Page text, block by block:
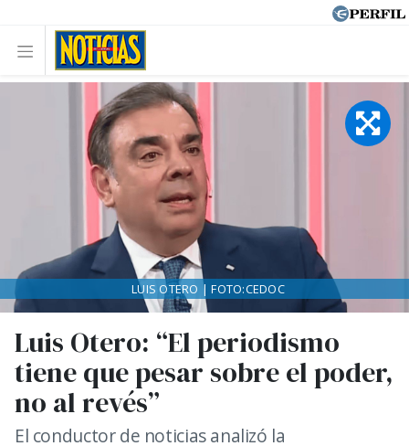
Luis Otero: “El periodismo
tiene que pesar sobre el poder,
no al revés”
El conductor de noticias analizó la
LUIS OTERO | FOTO:CEDOC